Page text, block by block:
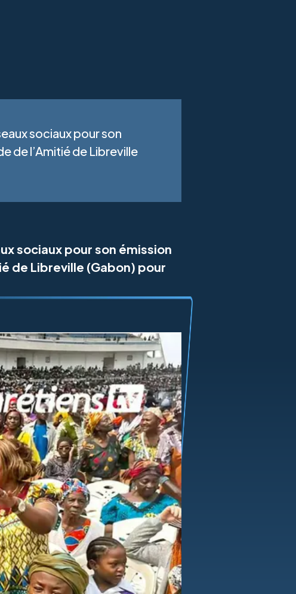
sociaux pour son
de l’Amitié de Libreville
sociaux pour son émission
de Libreville (Gabon) pour